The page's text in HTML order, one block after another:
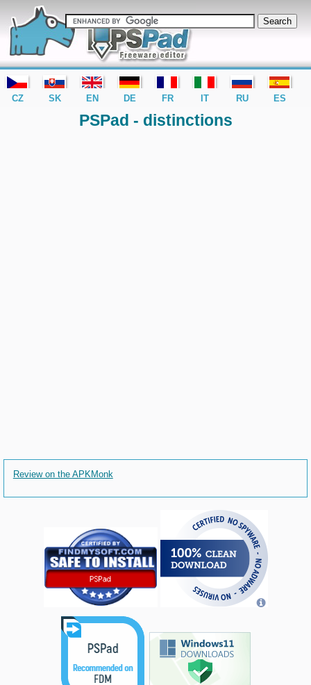
editor PSPad - freeware editor
PSPad - distinctions
Review on the APKMonk
CZ SK EN DE FR IT RU ES